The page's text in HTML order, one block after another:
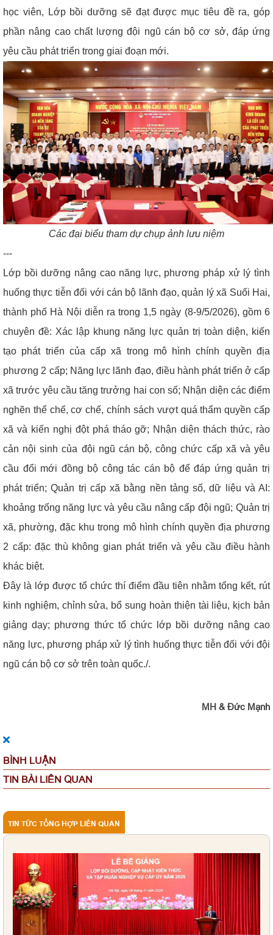
học viên, Lớp bồi dưỡng sẽ đạt được mục tiêu đề ra, góp
phần nâng cao chất lượng đội ngũ cán bộ cơ sở, đáp ứng
yêu cầu phát triển trong giai đoạn mới.
Các đại biểu tham dự chụp ảnh lưu niệm
---
Lớp bồi dưỡng nâng cao năng lực, phương pháp xử lý tình
huống thực tiễn đối với cán bộ lãnh đạo, quản lý xã Suối Hai,
thành phố Hà Nội diễn ra trong 1,5 ngày (8-9/5/2026), gồm 6
chuyên đề: Xác lập khung năng lực quản trị toàn diện, kiến
tạo phát triển của cấp xã trong mô hình chính quyền địa
phương 2 cấp; Năng lực lãnh đạo, điều hành phát triển ở cấp
xã trước yêu cầu tăng trưởng hai con số; Nhận diện các điểm
nghẽn thể chế, cơ chế, chính sách vượt quá thẩm quyền cấp
xã và kiến nghị đột phá tháo gỡ; Nhận diện thách thức, rào
cản nội sinh của đội ngũ cán bộ, công chức cấp xã và yêu
cầu đổi mới đồng bộ công tác cán bộ để đáp ứng quản trị
phát triển; Quản trị cấp xã bằng nền tảng số, dữ liệu và AI:
khoảng trống năng lực và yêu cầu nâng cấp đội ngũ; Quản trị
xã, phường, đặc khu trong mô hình chính quyền địa phương
2 cấp: đặc thù không gian phát triển và yêu cầu điều hành
khác biệt.
Đây là lớp được tổ chức thí điểm đầu tiên nhằm tổng kết, rút
kinh nghiệm, chỉnh sửa, bổ sung hoàn thiện tài liệu, kịch bản
giảng dạy; phương thức tổ chức lớp bồi dưỡng nâng cao
năng lực, phương pháp xử lý tình huống thực tiễn đối với đội
ngũ cán bộ cơ sở trên toàn quốc./.
MH & Đức Mạnh
BÌNH LUẬN
TIN BÀI LIÊN QUAN
TIN TỨC TỔNG HỢP LIÊN QUAN